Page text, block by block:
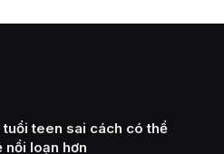
tuổi teen sai cách có thể
nổi loạn hơn